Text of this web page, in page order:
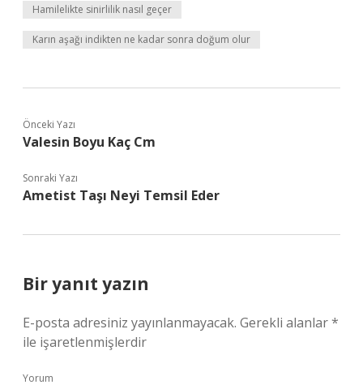
Hamilelikte sinirlilik nasıl geçer
Karın aşağı indikten ne kadar sonra doğum olur
Önceki Yazı
Valesin Boyu Kaç Cm
Sonraki Yazı
Ametist Taşı Neyi Temsil Eder
Bir yanıt yazın
E-posta adresiniz yayınlanmayacak. Gerekli alanlar*
ile işaretlenmişlerdir
Yorum